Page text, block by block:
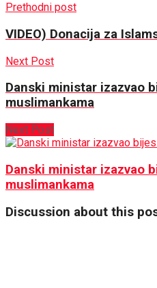
Prethodni post
VIDEO) Donacija za
Next Post
Danski ministar izazvao
muslimankama
Next Post
Danski ministar izazvao
muslimankama
Discussion about this